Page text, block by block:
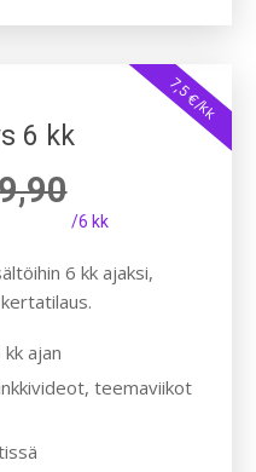
7,5 €/kk
6 kk
/6 kk
6 kk ajaksi,
ajan
teemaviikot